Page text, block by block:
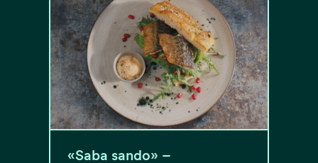
«Saba sando» –